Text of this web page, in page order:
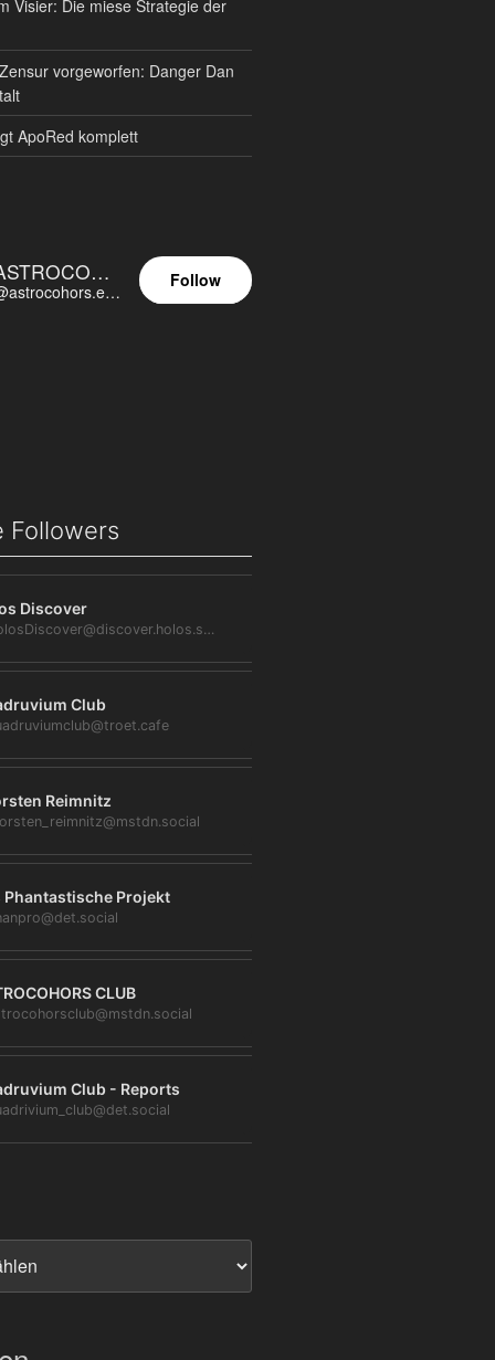
Visier: Die miese Strategie der
vorgeworfen: Danger Dan
ApoRed komplett
ASTROCOHORS EUNOIA ULTIMA
@astrocohors.eu@astrocohors.eu
Follow
Followers
Discover
@HolosDiscover@discover.holos.social
Club
Reimnitz
Phantastische Projekt
CLUB
Club - Reports